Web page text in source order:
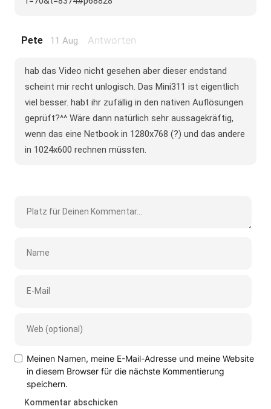
Pete 11 Aug. Antworten
hab das Video nicht gesehen aber dieser endstand
scheint mir recht unlogisch. Das Mini311 ist eigentlich
viel besser. habt ihr zufällig in den nativen Auflösungen
geprüft?^^ Wäre dann natürlich sehr aussagekräftig,
wenn das eine Netbook in 1280x768 (?) und das andere
in 1024x600 rechnen müssten.
Meinen Namen, meine E-Mail-Adresse und meine Website
in diesem Browser für die nächste Kommentierung
speichern.